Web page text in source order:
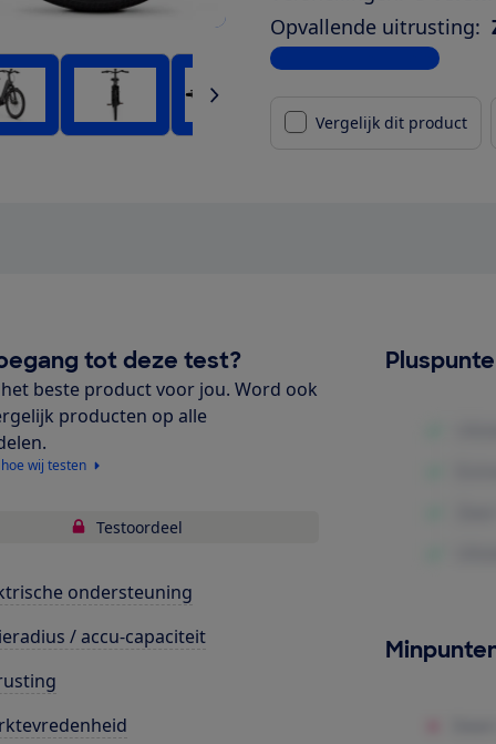
Opvallende uitrusting:
Bekijk alle specificaties
Vergelijk dit product
tot deze test?
beste product voor jou. Word ook
producten op alle
wij testen
Testoordeel
ondersteuning
/ accu-capaciteit